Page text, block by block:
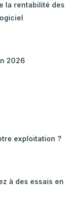
la rentabilité des
2026
exploitation ?
à des essais en